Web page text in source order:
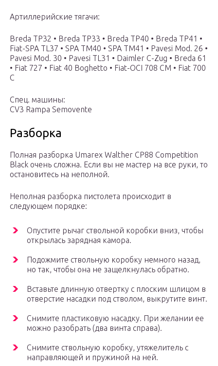
Артиллерийские тягачи:
Breda TP32 • Breda TP33 • Breda TP40 • Breda TP41 •
Fiat-SPA TL37 • SPA TM40 • SPA TM41 • Pavesi Mod. 26 •
Pavesi Mod. 30 • Pavesi TL31 • Daimler C-Zug • Breda 61
• Fiat 727 • Fiat 40 Boghetto • Fiat-OCI 708 CM • Fiat 700
C
Спец. машины:
CV3 Rampa Semovente
Разборка
Полная разборка Umarex Walther CP88 Competition
Black очень сложна. Если вы не мастер на все руки, то
остановитесь на неполной.
Неполная разборка пистолета происходит в
следующем порядке:
Опустите рычаг ствольной коробки вниз, чтобы
открылась зарядная камора.
Подожмите ствольную коробку немного назад,
но так, чтобы она не защелкнулась обратно.
Вставьте длинную отвертку с плоским шлицом в
отверстие насадки под стволом, выкрутите винт.
Снимите пластиковую насадку. При желании ее
можно разобрать (два винта справа).
Снимите ствольную коробку, утяжелитель с
направляющей и пружиной на ней.